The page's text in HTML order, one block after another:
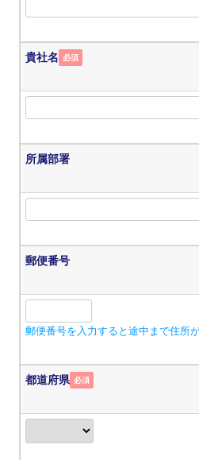
貴社名 必須
所属部署
郵便番号
郵便番号を入力すると途中まで住所
都道府県 必須